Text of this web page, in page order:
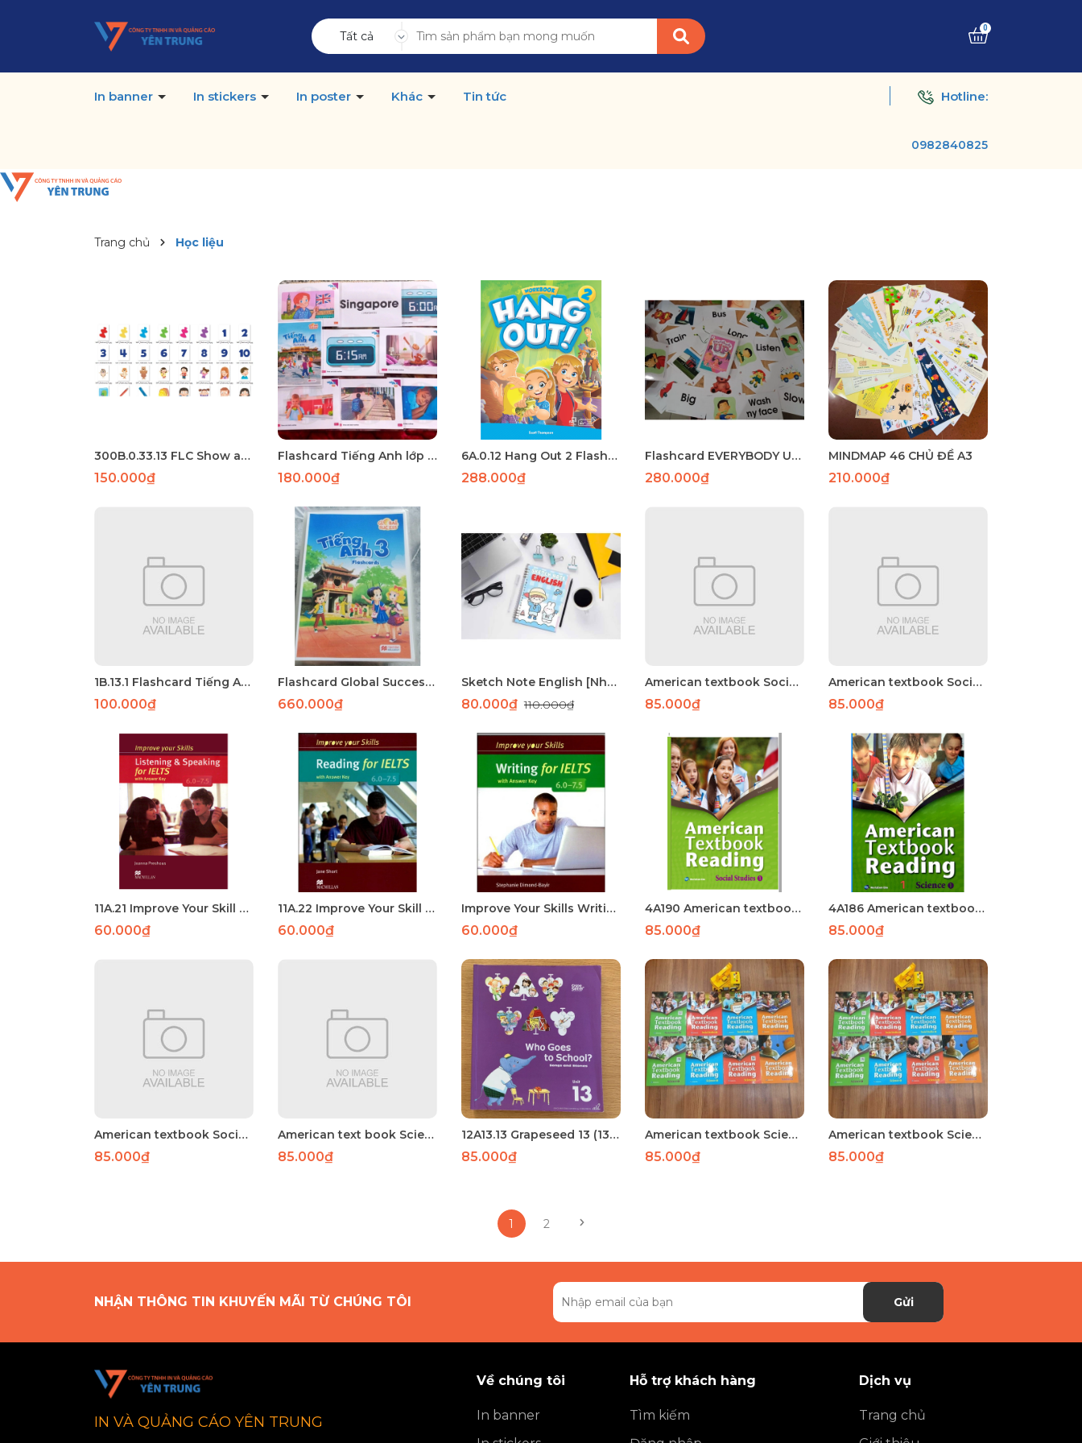
Tất cả
0
In banner In stickers In poster Khác Tin tức Hotline:
0982840825
Trang chủ Học liệu
300B.0.33.13 FLC Show and Tell 1 56 thẻ A5 ép plastic
150.000₫
Flashcard Tiếng Anh lớp 4 Global Success tập 2 : 73 THẺ A5 2 MẶT ÉP PLASTIC
180.000₫
6A.0.12 Hang Out 2 Flashcards 144 A5 2 mặt ép plastic
288.000₫
Flashcard EVERYBODY UP 1
280.000₫
MINDMAP 46 CHỦ ĐỀ A3
210.000₫
1B.13.1 Flashcard Tiếng Anh 4 Global Success (Kỳ 1) : 40 thẻ A5 2 mặt ép plastic
100.000₫
Flashcard Global Success 3 (Kỳ 1+2)
660.000₫
Sketch Note English [Nhập]
80.000₫110.000₫
American textbook Social studies 4
85.000₫
American textbook Social studies 3
85.000₫
11A.21 Improve Your Skill Listening Speaking for IELTS 6.0-7.5-P119
60.000₫
11A.22 Improve Your Skill Reading for IELTS 6.0-7.5 SB-P94
60.000₫
Improve Your Skills Writing for IELTS 6.0-7.5 SB
60.000₫
4A190 American textbook Social studies 1 laser
85.000₫
4A186 American textbook science 1 144 laser
85.000₫
American textbook Social studies 2
85.000₫
American text book Science 2
85.000₫
12A13.13 Grapeseed 13 (130) - Laser
85.000₫
American textbook Science 4
85.000₫
American textbook Science 3
85.000₫
1 2
NHẬN THÔNG TIN KHUYẾN MÃI TỪ CHÚNG TÔI Gửi
IN VÀ QUẢNG CÁO YÊN TRUNG
Về chúng tôi
In banner
Hỗ trợ khách hàng
Tìm kiếm
Dịch vụ
Trang chủ